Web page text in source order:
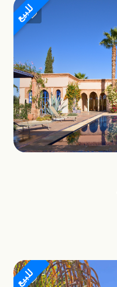
للبيع
للبيع